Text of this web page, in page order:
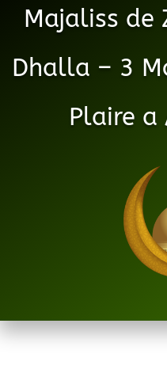
Majaliss de
Dhalla – 3
Plaire a